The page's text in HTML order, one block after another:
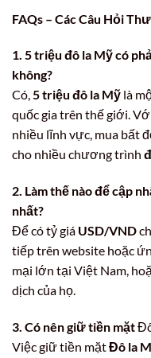
FAQs – Các Câu Hỏi
1. 5 triệu đô la Mỹ có
không?
Có,5 triệu đô la Mỹ là
quốc gia trên thế giới.
nhiều lĩnh vực, mua bất
cho nhiều chương trình
2. Làm thế nào để cập
nhất?
Để có tỷ giá USD/VND
tiếp trên website hoặc
mại lớn tại Việt Nam,
dịch của họ.
3. Có nên giữ tiền mặt
Việc giữ tiền mặtĐô la